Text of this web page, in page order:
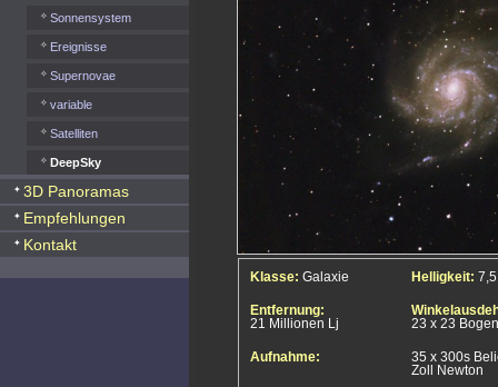
Sonnensystem
Ereignisse
Supernovae
variable
Satelliten
DeepSky
3D Panoramas
Empfehlungen
Kontakt
Klasse: Galaxie Helligkeit:
Entfernung:
21 Millionen Lj
23 x 23
Aufnahme:
35 x 300s
Zoll Newton